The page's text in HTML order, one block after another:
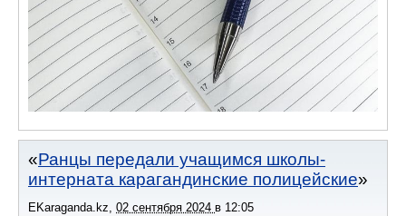
Ранцы передали учащимся школы-
интерната карагандинские полицейские
EKaraganda.kz, 02 сентября 2024 в 12:05